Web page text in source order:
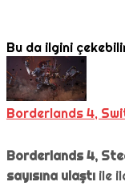
Bu da ilgini
Borderlands 4,
Borderlands 4,
sayısına ulaştı ile